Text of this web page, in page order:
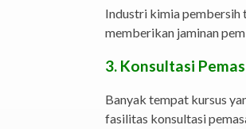
Industri kimia pembersih
memberikan jaminan
3. Konsultasi
Banyak tempat kursus
fasilitas konsultasi